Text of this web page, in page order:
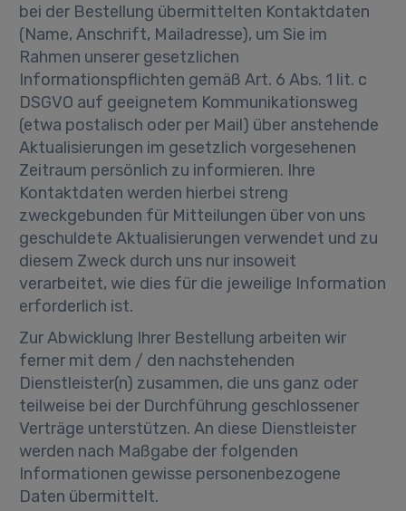
bei der Bestellung übermittelten Kontaktdaten
(Name, Anschrift, Mailadresse), um Sie im
Rahmen unserer gesetzlichen
Informationspflichten gemäß Art. 6 Abs. 1 lit. c
DSGVO auf geeignetem Kommunikationsweg
(etwa postalisch oder per Mail) über anstehende
Aktualisierungen im gesetzlich vorgesehenen
Zeitraum persönlich zu informieren. Ihre
Kontaktdaten werden hierbei streng
zweckgebunden für Mitteilungen über von uns
geschuldete Aktualisierungen verwendet und zu
diesem Zweck durch uns nur insoweit
verarbeitet, wie dies für die jeweilige Information
erforderlich ist.
Zur Abwicklung Ihrer Bestellung arbeiten wir
ferner mit dem / den nachstehenden
Dienstleister(n) zusammen, die uns ganz oder
teilweise bei der Durchführung geschlossener
Verträge unterstützen. An diese Dienstleister
werden nach Maßgabe der folgenden
Informationen gewisse personenbezogene
Daten übermittelt.